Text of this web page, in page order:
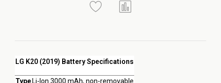
LG K20 (2019) Battery Specifications
Type Li-Ion 3000 mAh, non-removable